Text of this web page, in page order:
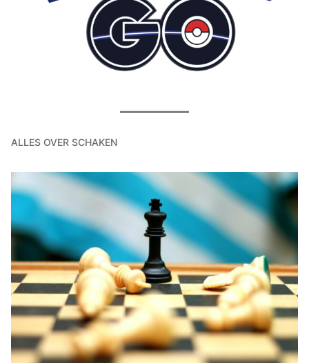
ALLES OVER SCHAKEN